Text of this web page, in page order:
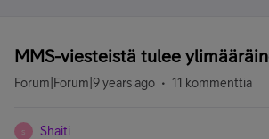
MMS-viesteistä tulee
Forum|Forum|9 years ago 11 kommenttia
S Shaiti